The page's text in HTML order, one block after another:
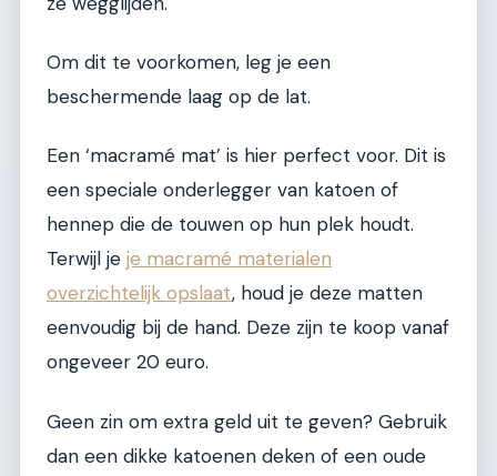
Om dit te voorkomen, leg je een
beschermende laag op de lat.
Een ‘macramé mat’ is hier perfect voor. Dit is
een speciale onderlegger van katoen of
hennep die de touwen op hun plek houdt.
Terwijl je je macramé materialen
overzichtelijk opslaat, houd je deze matten
eenvoudig bij de hand. Deze zijn te koop vanaf
ongeveer 20 euro.
Geen zin om extra geld uit te geven? Gebruik
dan een dikke katoenen deken of een oude